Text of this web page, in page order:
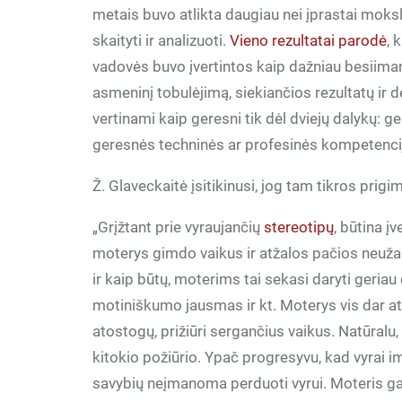
metais buvo atlikta daugiau nei įprastai
skaityti ir analizuoti.Vieno rezultatai parodė,
vadovės buvo įvertintos kaip dažniau
asmeninį tobulėjimą, siekiančios rezultatų ir
vertinami kaip geresni tik dėl dviejų dalykų:
geresnės techninės ar profesinės
Ž. Glaveckaitė įsitikinusi, jog tam tikros
„Grįžtant prie vyraujančiųstereotipų, būtina
moterys gimdo vaikus ir atžalos pačios
ir kaip būtų, moterims tai sekasi daryti
motiniškumo jausmas ir kt. Moterys vis dar
atostogų, prižiūri sergančius vaikus.
kitokio požiūrio. Ypač progresyvu, kad vyrai
savybių neįmanoma perduoti vyrui. Moteris